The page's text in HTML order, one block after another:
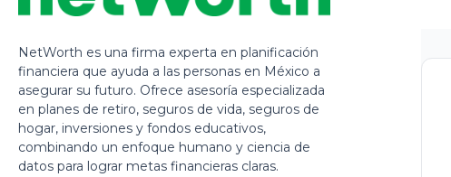
NetWorth es una firma experta en planificación
financiera que ayuda a las personas en México a
asegurar su futuro. Ofrece asesoría especializada
en planes de retiro, seguros de vida, seguros de
hogar, inversiones y fondos educativos,
combinando un enfoque humano y ciencia de
datos para lograr metas financieras claras.